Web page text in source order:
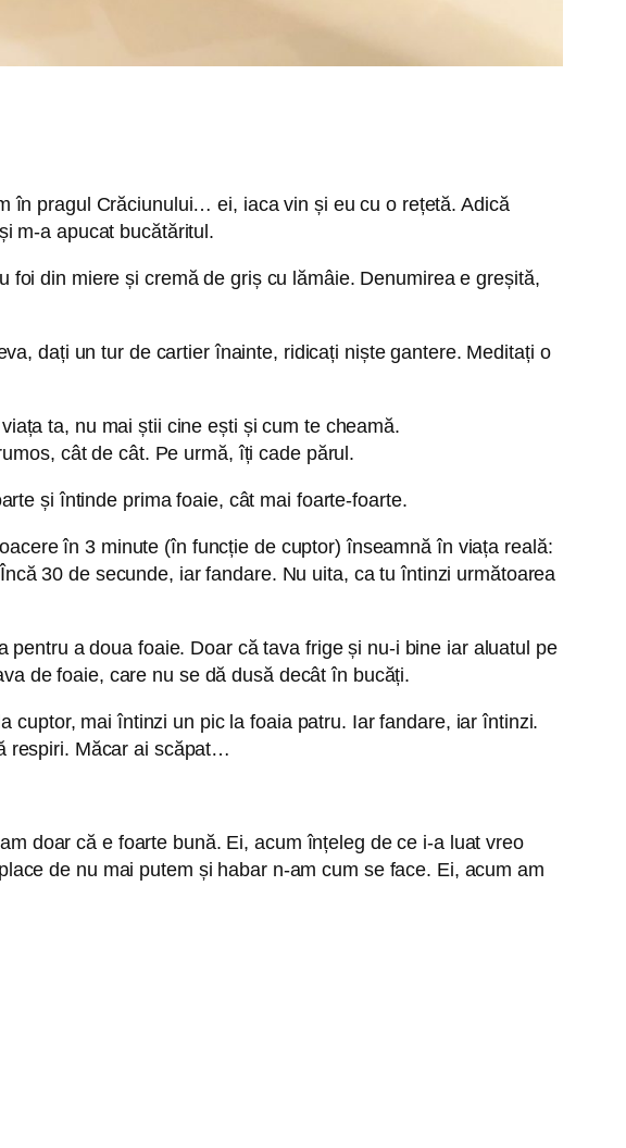
în pragul Crăciunului… ei, iaca vin și eu cu o rețetă. Adică
m-a apucat bucătăritul.
din miere și cremă de griș cu lămâie. Denumirea e greșită,
dați un tur de cartier înainte, ridicați niște gantere. Meditați o
ta, nu mai știi cine ești și cum te cheamă.
cât de cât. Pe urmă, îți cade părul.
și întinde prima foaie, cât mai foarte-foarte.
în 3 minute (în funcție de cuptor) înseamnă în viața reală:
30 de secunde, iar fandare. Nu uita, ca tu întinzi următoarea
pentru a doua foaie. Doar că tava frige și nu-i bine iar aluatul pe
de foaie, care nu se dă dusă decât în bucăți.
cuptor, mai întinzi un pic la foaia patru. Iar fandare, iar întinzi.
respiri. Măcar ai scăpat…
doar că e foarte bună. Ei, acum înțeleg de ce i-a luat vreo
de nu mai putem și habar n-am cum se face. Ei, acum am